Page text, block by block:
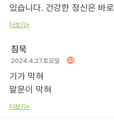
있습니다. 건강한 정신은 바
더보기>
침묵
2024.4.27.토요일
기가 막혀
말문이 막혀
더보기>